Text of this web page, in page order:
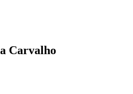
Carvalho